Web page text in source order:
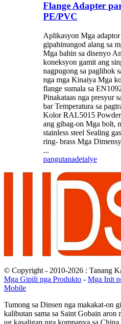
Flange Adapter
PE/PVC
Aplikasyon Mga adaptor
gipahinungod alang sa
Mga bahin sa disenyo
koneksyon gamit ang
nagpugong sa paglihok
nga mga Kinaiya Mga
flange sumala sa
Pinakataas nga presyur
bar Temperatura sa
Kolor RAL5015
ang gibag-on Mga bolt,
stainless steel Sealing
ring- brass Mga
...
pangutanadetalye
© Copyright - 2010-2026 : Tanang
Mga Gipili nga Produkto - Mga Init
Mobile
Tumong sa Dinsen nga makakat-on
kalibutan sama sa Saint Gobain aron
ug kasaligan nga kompanya sa